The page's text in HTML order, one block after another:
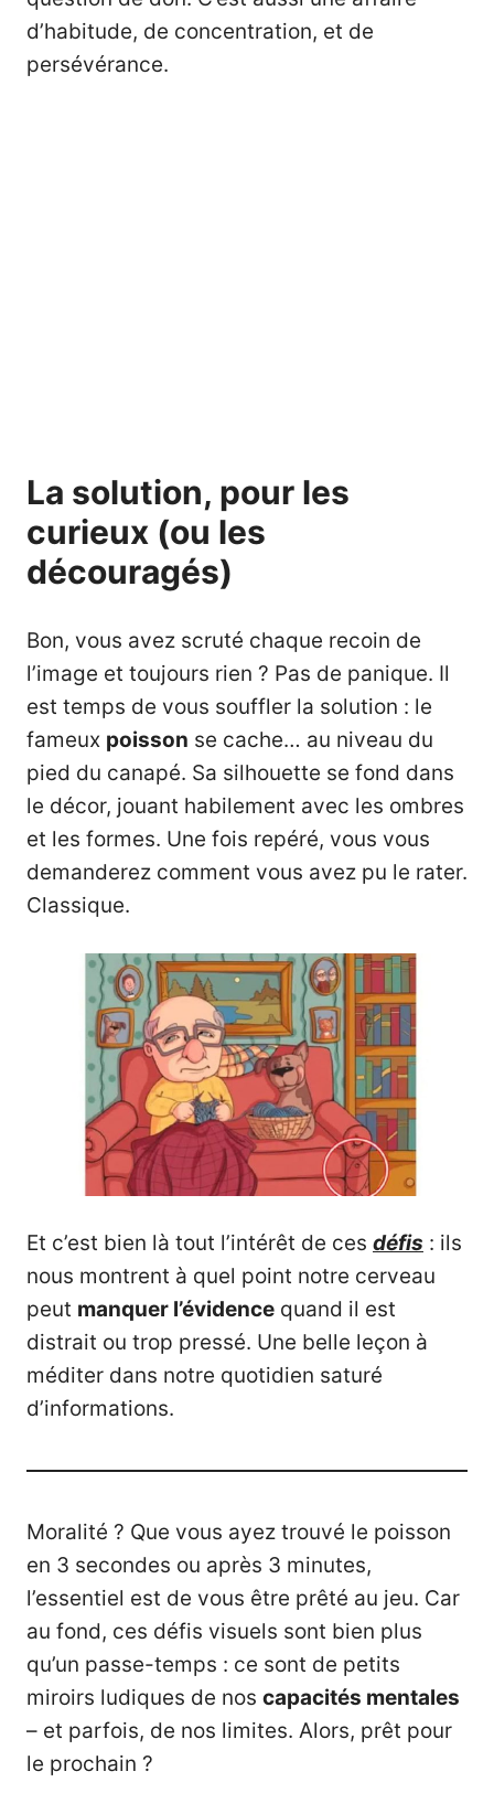
d’habitude, de concentration, et de
persévérance.
La solution, pour les
curieux (ou les
découragés)
Bon, vous avez scruté chaque recoin de
l’image et toujours rien ? Pas de panique. Il
est temps de vous souffler la solution : le
fameux poisson se cache… au niveau du
pied du canapé. Sa silhouette se fond dans
le décor, jouant habilement avec les ombres
et les formes. Une fois repéré, vous vous
demanderez comment vous avez pu le rater.
Classique.
Et c’est bien là tout l’intérêt de ces défis : ils
nous montrent à quel point notre cerveau
peut manquer l’évidence quand il est
distrait ou trop pressé. Une belle leçon à
méditer dans notre quotidien saturé
d’informations.
Moralité ? Que vous ayez trouvé le poisson
en 3 secondes ou après 3 minutes,
l’essentiel est de vous être prêté au jeu. Car
au fond, ces défis visuels sont bien plus
qu’un passe-temps : ce sont de petits
miroirs ludiques de nos capacités mentales
– et parfois, de nos limites. Alors, prêt pour
le prochain ?